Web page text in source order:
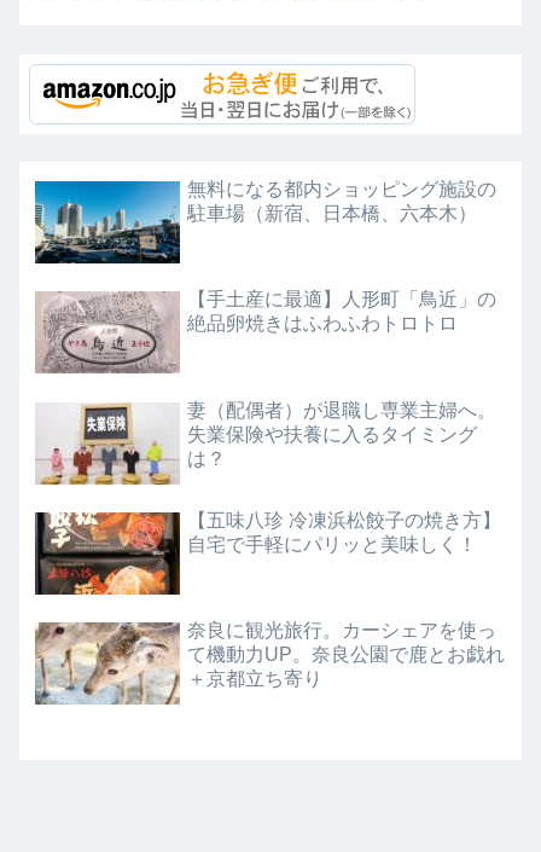
無料になる都内ショッピング施設の
駐車場（新宿、日本橋、六本木）
【手土産に最適】人形町「鳥近」の
絶品卵焼きはふわふわトロトロ
妻（配偶者）が退職し専業主婦へ。
失業保険や扶養に入るタイミング
は？
【五味八珍 冷凍浜松餃子の焼き方】
自宅で手軽にパリッと美味しく！
奈良に観光旅行。カーシェアを使っ
て機動力UP。奈良公園で鹿とお戯れ
＋京都立ち寄り